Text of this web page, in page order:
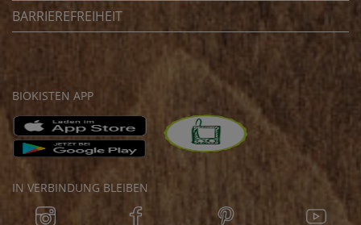
BARRIEREFREIHEIT
BIOKISTEN APP
IN VERBINDUNG BLEIBEN